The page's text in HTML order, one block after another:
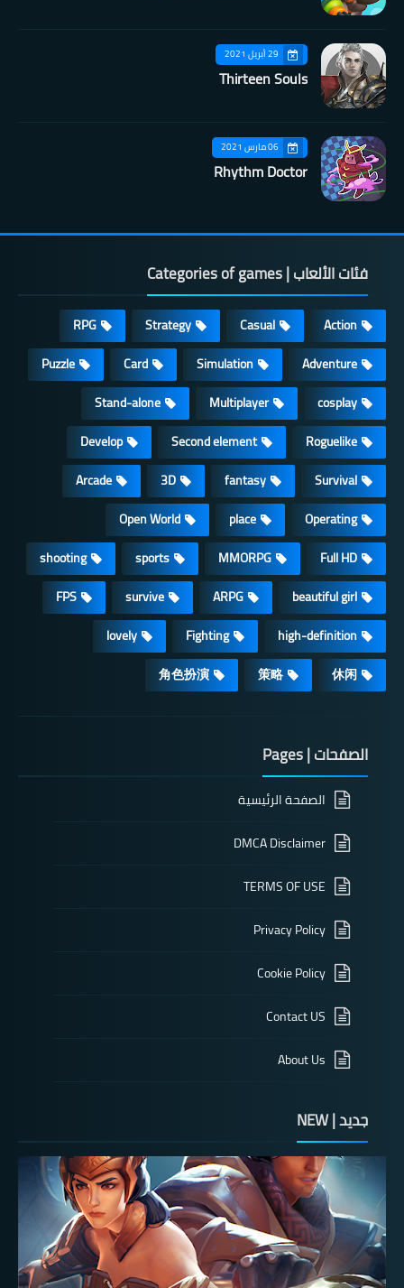
29 أبريل 2021
Thirteen Souls
06 مارس 2021
Rhythm Doctor
فئات الألعاب | Categories of games
Action
Casual
Strategy
RPG
Adventure
Simulation
Card
Puzzle
cosplay
Multiplayer
Stand-alone
Roguelike
Second element
Develop
Survival
fantasy
3D
Arcade
Operating
place
Open World
Full HD
MMORPG
sports
shooting
beautiful girl
ARPG
survive
FPS
high-definition
Fighting
lovely
休闲
策略
角色扮演
الصفحات | Pages
الصفحة الرئيسية
DMCA Disclaimer
TERMS OF USE
Privacy Policy
Cookie Policy
Contact US
About Us
جديد | NEW